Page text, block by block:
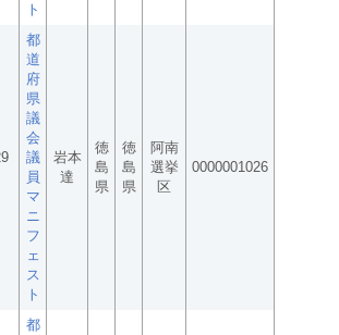
ト
都
道
府
県
議
会
議
員
マ
ニ
フ
ェ
ス
ト
岩本
達
徳
島
県
徳
島
県
阿南
選挙
区
0000001026
都